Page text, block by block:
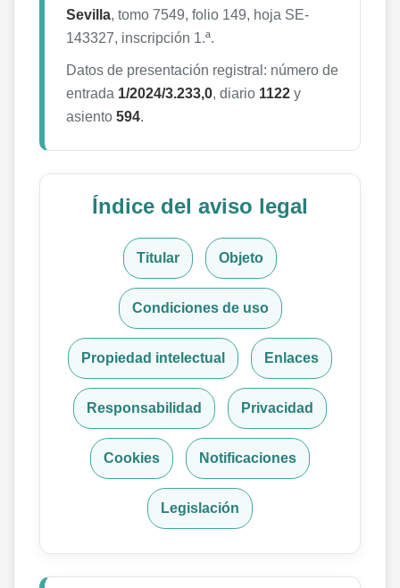
Sevilla, tomo 7549, folio 149, hoja SE-
143327, inscripción 1.ª.
Datos de presentación registral: número de
entrada 1/2024/3.233,0, diario 1122y
asiento 594.
Índice del aviso legal
Titular Objeto
Condiciones de uso
Propiedad intelectual Enlaces
Responsabilidad Privacidad
Cookies Notificaciones
Legislación